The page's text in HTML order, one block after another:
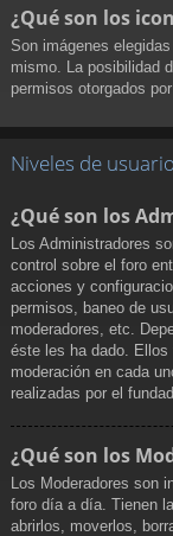
¿Qué son los
Son imágenes
mismo. La posibilidad
permisos otorgados
Niveles de
¿Qué son los
Los Administradores
control sobre el foro
acciones y
permisos, baneo de
moderadores, etc.
éste les ha dado.
moderación en cada
realizadas por el
¿Qué son los
Los Moderadores son
foro día a día. Tienen
abrirlos, moverlos,